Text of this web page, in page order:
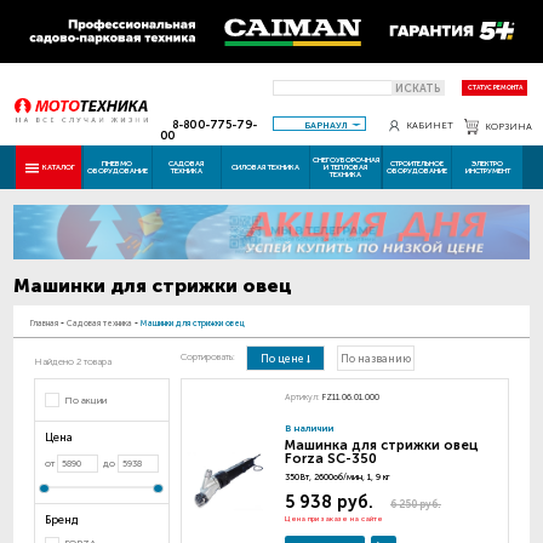
ИСКАТЬ СТАТУС РЕМОНТА
8-800-775-79-
00
БАРНАУЛ КАБИНЕТ КОРЗИНА
КАТАЛОГ ПНЕВМО
ОБОРУДОВАНИЕ
САДОВАЯ
ТЕХНИКА СИЛОВАЯ ТЕХНИКА
СНЕГОУБОРОЧНАЯ
И ТЕПЛОВАЯ
ТЕХНИКА
СТРОИТЕЛЬНОЕ
ОБОРУДОВАНИЕ
ЭЛЕКТРО
ИНСТРУМЕНТ
Машинки для стрижки овец
Главная - Садовая техника - Машинки для стрижки овец
Найдено 2 товара
По акции
Цена
от до
Бренд
Сортировать: По цене По названию
Артикул: FZ11.06.01.000
В наличии
Машинка для стрижки овец
Forza SC-350
350Вт, 2600об/мин, 1, 9 кг
6 250 руб.
5 938 руб.
Цена при заказе на сайте